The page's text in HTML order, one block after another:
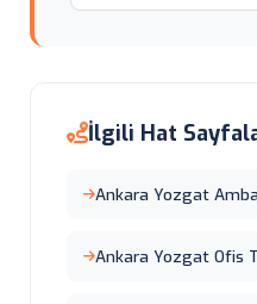
İlgili Hat
Ankara Yozgat
Ankara Yozgat Ofis